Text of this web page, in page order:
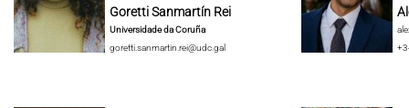
Goretti Sanmartín Rei
Universidade da Coruña
goretti.sanmartin.rei@udc.gal